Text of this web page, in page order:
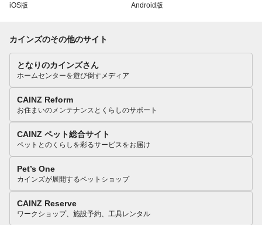
iOS版 Android版
カインズのその他のサイト
となりのカインズさん
ホームセンターを遊び倒すメディア
CAINZ Reform
お住まいのメンテナンスとくらしのサポート
CAINZ ペット総合サイト
ペットとのくらしを彩るサービスをお届け
Pet’s One
カインズが展開するペットショップ
CAINZ Reserve
ワークショップ、施設予約、工具レンタル